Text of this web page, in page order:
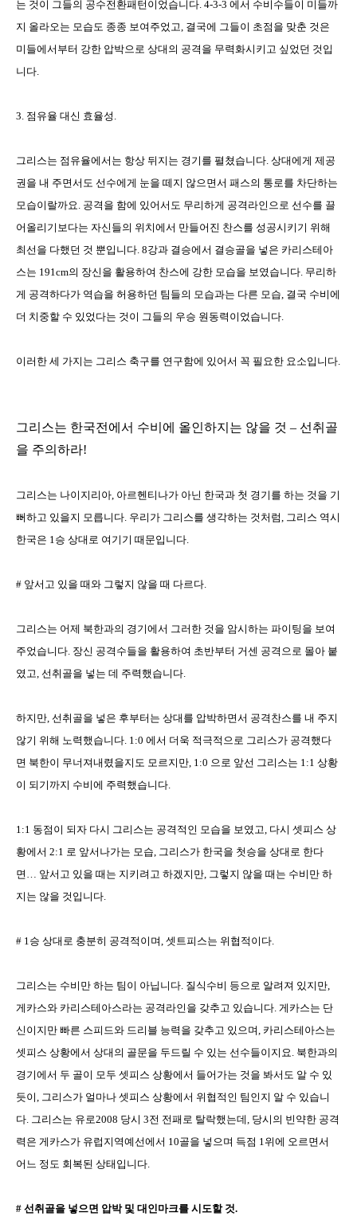
는 것이 그들의 공수전환패턴이었습니다. 4-3-3 에서 수비수들이 미들까
지 올라오는 모습도 종종 보여주었고, 결국에 그들이 초점을 맞춘 것은
미들에서부터 강한 압박으로 상대의 공격을 무력화시키고 싶었던 것입
니다.
3. 점유율 대신 효율성 .
그리스는 점유율에서는 항상 뒤지는 경기를 펼쳤습니다. 상대에게 제공
권을 내 주면서도 선수에게 눈을 떼지 않으면서 패스의 통로를 차단하는
모습이랄까요. 공격을 함에 있어서도 무리하게 공격라인으로 선수를 끌
어올리기보다는 자신들의 위치에서 만들어진 찬스를 성공시키기 위해
최선을 다했던 것 뿐입니다. 8강과 결승에서 결승골을 넣은 카리스테아
스는 191cm의 장신을 활용하여 찬스에 강한 모습을 보였습니다. 무리하
게 공격하다가 역습을 허용하던 팀들의 모습과는 다른 모습, 결국 수비에
더 치중할 수 있었다는 것이 그들의 우승 원동력이었습니다.
이러한 세 가지는 그리스 축구를 연구함에 있어서 꼭 필요한 요소입니다.
그리스는 한국전에서 수비에 올인하지는 않을 것 – 선취골
을 주의하라!
그리스는 나이지리아, 아르헨티나가 아닌 한국과 첫 경기를 하는 것을 기
뻐하고 있을지 모릅니다. 우리가 그리스를 생각하는 것처럼, 그리스 역시
한국은 1승 상대로 여기기 때문입니다.
# 앞서고 있을 때와 그렇지 않을 때 다르다.
그리스는 어제 북한과의 경기에서 그러한 것을 암시하는 파이팅을 보여
주었습니다. 장신 공격수들을 활용하여 초반부터 거센 공격으로 몰아 붙
였고, 선취골을 넣는 데 주력했습니다.
하지만, 선취골을 넣은 후부터는 상대를 압박하면서 공격찬스를 내 주지
않기 위해 노력했습니다. 1:0 에서 더욱 적극적으로 그리스가 공격했다
면 북한이 무너져내렸을지도 모르지만, 1:0 으로 앞선 그리스는 1:1 상황
이 되기까지 수비에 주력했습니다.
1:1 동점이 되자 다시 그리스는 공격적인 모습을 보였고, 다시 셋피스 상
황에서 2:1 로 앞서나가는 모습, 그리스가 한국을 첫승을 상대로 한다
면 … 앞서고 있을 때는 지키려고 하겠지만, 그렇지 않을 때는 수비만 하
지는 않을 것입니다.
# 1승 상대로 충분히 공격적이며, 셋트피스는 위협적이다.
그리스는 수비만 하는 팀이 아닙니다. 질식수비 등으로 알려져 있지만,
게카스와 카리스테아스라는 공격라인을 갖추고 있습니다. 게카스는 단
신이지만 빠른 스피드와 드리블 능력을 갖추고 있으며, 카리스테아스는
셋피스 상황에서 상대의 골문을 두드릴 수 있는 선수들이지요. 북한과의
경기에서 두 골이 모두 셋피스 상황에서 들어가는 것을 봐서도 알 수 있
듯이, 그리스가 얼마나 셋피스 상황에서 위협적인 팀인지 알 수 있습니
다. 그리스는 유로2008 당시 3전 전패로 탈락했는데, 당시의 빈약한 공격
력은 게카스가 유럽지역예선에서 10골을 넣으며 득점 1위에 오르면서
어느 정도 회복된 상태입니다.
# 선취골을 넣으면 압박 및 대인마크를 시도할 것.